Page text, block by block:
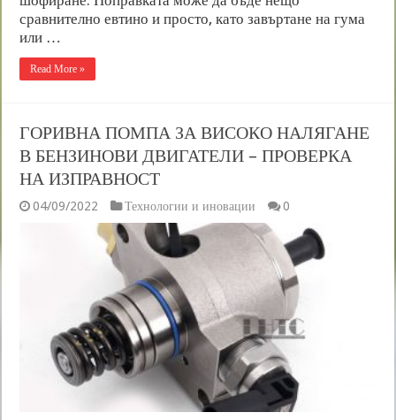
сравнително евтино и просто, като завъртане на гума
или …
Read More »
ГОРИВНА ПОМПА ЗА ВИСОКО НАЛЯГАНЕ
В БЕНЗИНОВИ ДВИГАТЕЛИ – ПРОВЕРКА
НА ИЗПРАВНОСТ
04/09/2022 Технологии и иновации 0